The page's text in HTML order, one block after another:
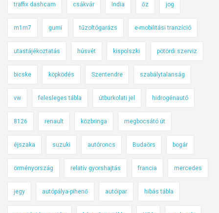
traffix dashcam csákvár India őz jog
m1m7 gumi tűzoltógarázs e-mobilitási tranzíció
utastájékoztatás húsvét kispolszki pötördi szerviz
bicske köpködés Szentendre szabálytalanság
vw felesleges tábla útburkolati jel hidrogénautó
8126 renault közbringa megbocsátó út
éjszaka suzuki autóroncs Budaörs bogár
örményország relatív gyorshajtás francia mercedes
jegy autópálya-pihenő autóipar hibás tábla